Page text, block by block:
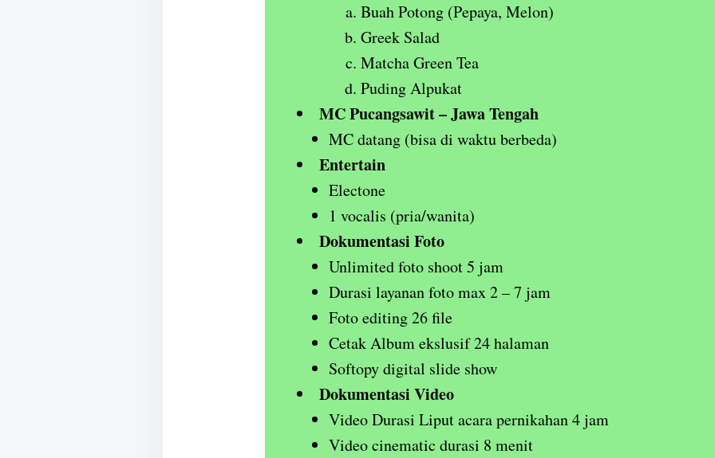
Buah Potong (Pepaya, Melon)
Greek Salad
Matcha Green Tea
Puding Alpukat
MC Pucangsawit – Jawa Tengah
MC datang (bisa di waktu berbeda)
Entertain
Electone
1 vocalis (pria/wanita)
Dokumentasi Foto
Unlimited foto shoot 5 jam
Durasi layanan foto max 2 – 7 jam
Foto editing 26 file
Cetak Album ekslusif 24 halaman
Softopy digital slide show
Dokumentasi Video
Video Durasi Liput acara pernikahan 4 jam
Video cinematic durasi 8 menit